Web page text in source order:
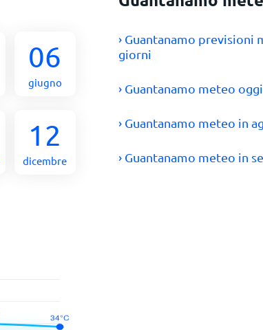
06
giugno
12
dicembre
› Guantanamo previsioni
giorni
› Guantanamo meteo oggi
› Guantanamo meteo in
› Guantanamo meteo in